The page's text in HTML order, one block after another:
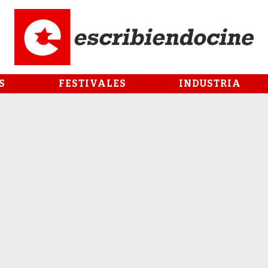
FESTIVALES INDUSTRIA